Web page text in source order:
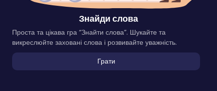
Знайди слова
Проста та цікава гра “Знайти слова”. Шукайте та
викреслюйте заховані слова і розвивайте уважність.
Грати